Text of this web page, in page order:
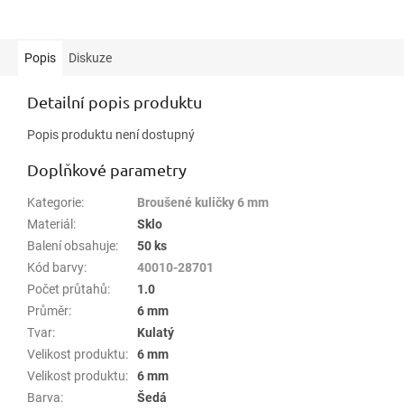
Popis Diskuze
Detailní popis produktu
Popis produktu není dostupný
Doplňkové parametry
Kategorie:
Broušené kuličky 6 mm
Materiál :
Sklo
Balení obsahuje:
50 ks
Kód barvy:
40010-28701
Počet průtahů:
1.0
Průměr:
6 mm
Tvar:
Kulatý
Velikost produktu:
6 mm
Velikost produktu:
6 mm
Barva: Šedá